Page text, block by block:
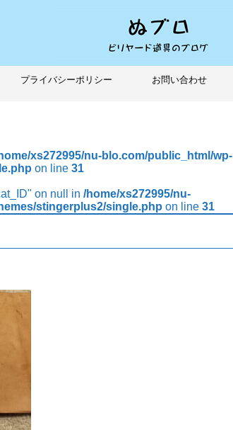
プライバシーポリシー お問い合わせ
xs272995/nu-blo.com/public_html/wp-
on line 31
on null in /home/xs272995/nu-
stingerplus2/single.php on line 31